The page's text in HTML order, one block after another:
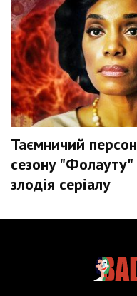
Таємничий
сезону "Фолауту"
злодія серіалу